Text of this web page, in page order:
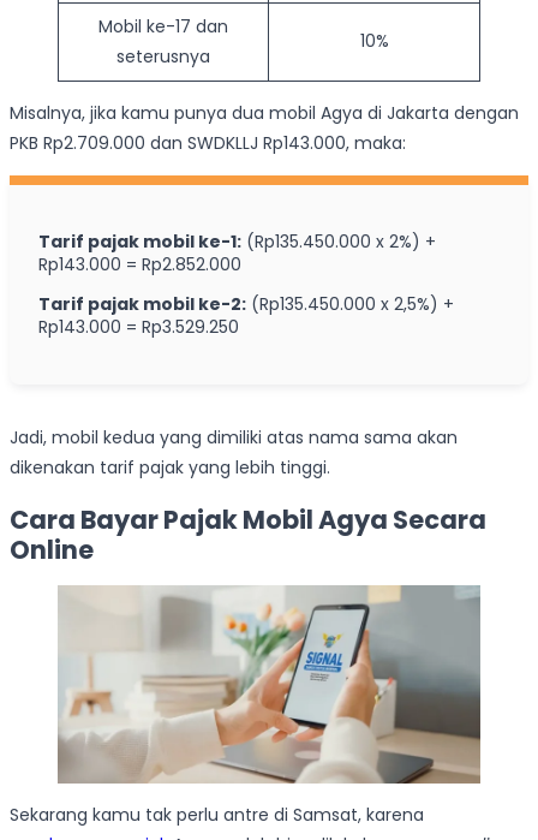
Mobil ke-17 dan
seterusnya
10%
Misalnya, jika kamu punya dua mobil Agya di Jakarta dengan
PKB Rp2.709.000 dan SWDKLLJ Rp143.000, maka:
Tarif pajak mobil ke-1: (Rp135.450.000 x 2%) +
Rp143.000 = Rp2.852.000
Tarif pajak mobil ke-2: (Rp135.450.000 x 2,5%) +
Rp143.000 = Rp3.529.250
Jadi, mobil kedua yang dimiliki atas nama sama akan
dikenakan tarif pajak yang lebih tinggi.
Cara Bayar Pajak Mobil Agya Secara
Online
Sekarang kamu tak perlu antre di Samsat, karena